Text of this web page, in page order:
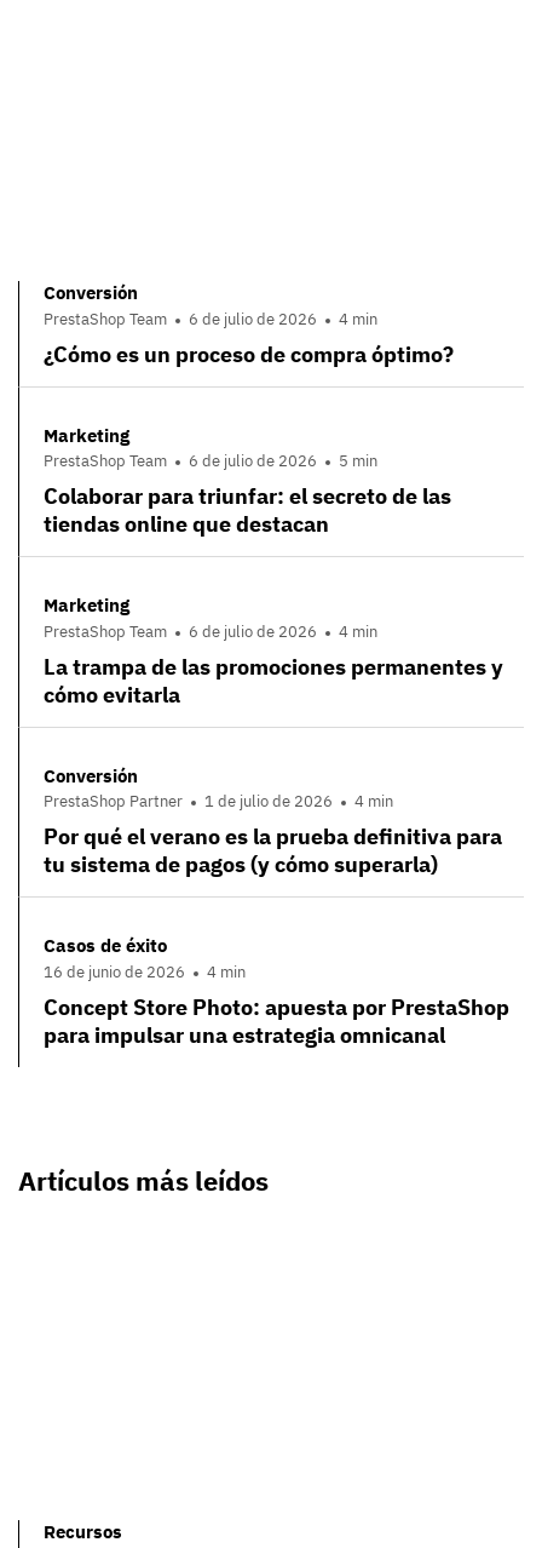
Conversión
PrestaShop Team 6 de julio de 2026 4 min
¿Cómo es un proceso de compra óptimo?
Marketing
PrestaShop Team 6 de julio de 2026 5 min
Colaborar para triunfar: el secreto de las
tiendas online que destacan
Marketing
PrestaShop Team 6 de julio de 2026 4 min
La trampa de las promociones permanentes y
cómo evitarla
Conversión
PrestaShop Partner 1 de julio de 2026 4 min
Por qué el verano es la prueba definitiva para
tu sistema de pagos (y cómo superarla)
Casos de éxito
16 de junio de 2026 4 min
Concept Store Photo: apuesta por PrestaShop
para impulsar una estrategia omnicanal
Artículos más leídos
Recursos